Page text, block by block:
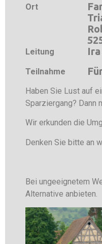
Ort
Leitung
Teilnahme
Haben Sie Lust auf
Sparziergang? Dann
Wir erkunden die
Denken Sie bitte an
Bei ungeeignetem
Alternative anbieten.